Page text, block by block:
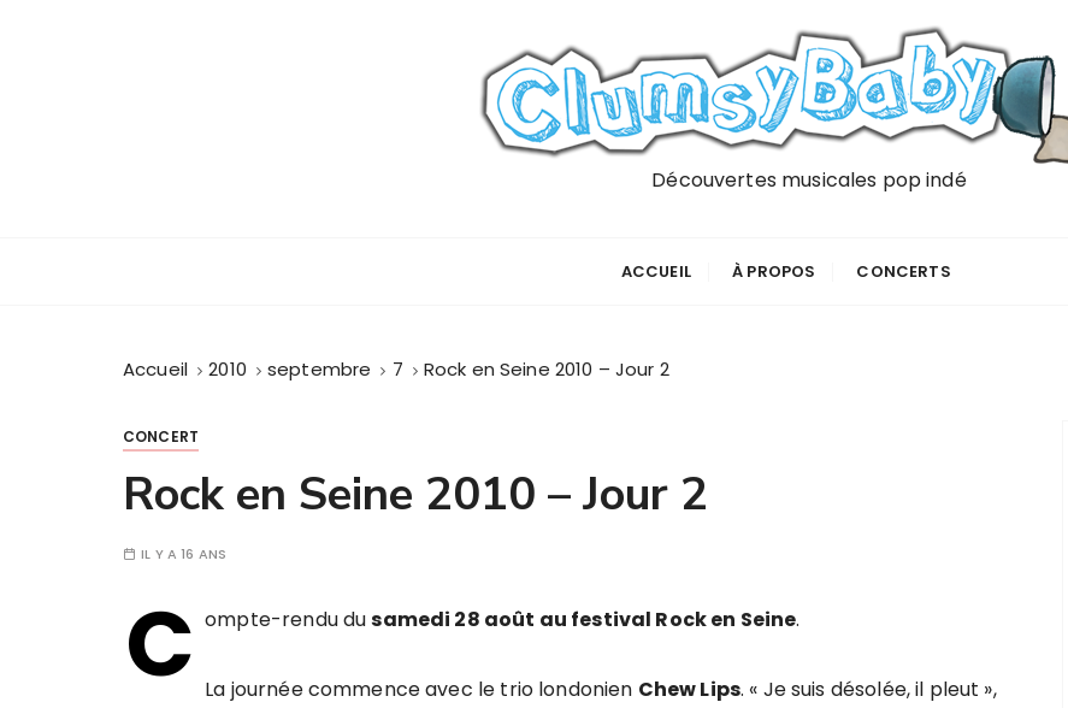
Découvertes musicales pop indé
ACCUEIL À PROPOS CONCERTS
Accueil 2010 septembre 7 Rock en Seine 2010 – Jour 2
CONCERT
Rock en Seine 2010 – Jour 2
IL Y A 16 ANS
C ompte-rendu dusamedi 28 août au festival Rock en Seine.
La journée commence avec le trio londonien Chew Lips. « Je suis désolée, il pleut »,